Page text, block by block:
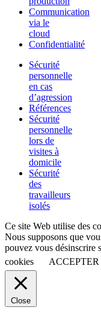
Communication
via le
cloud
Confidentialité
Sécurité
personnelle
en cas
d’agression
Références
Sécurité
personnelle
lors de
visites à
domicile
Sécurité
des
travailleurs
isolés
Ce site Web utilise des
Nous supposons que
pouvez vous désinscrire
cookies
ACCEPTER
Close